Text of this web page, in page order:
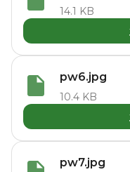
14.1 KB
pw6.jpg
10.4 KB
pw7.jpg